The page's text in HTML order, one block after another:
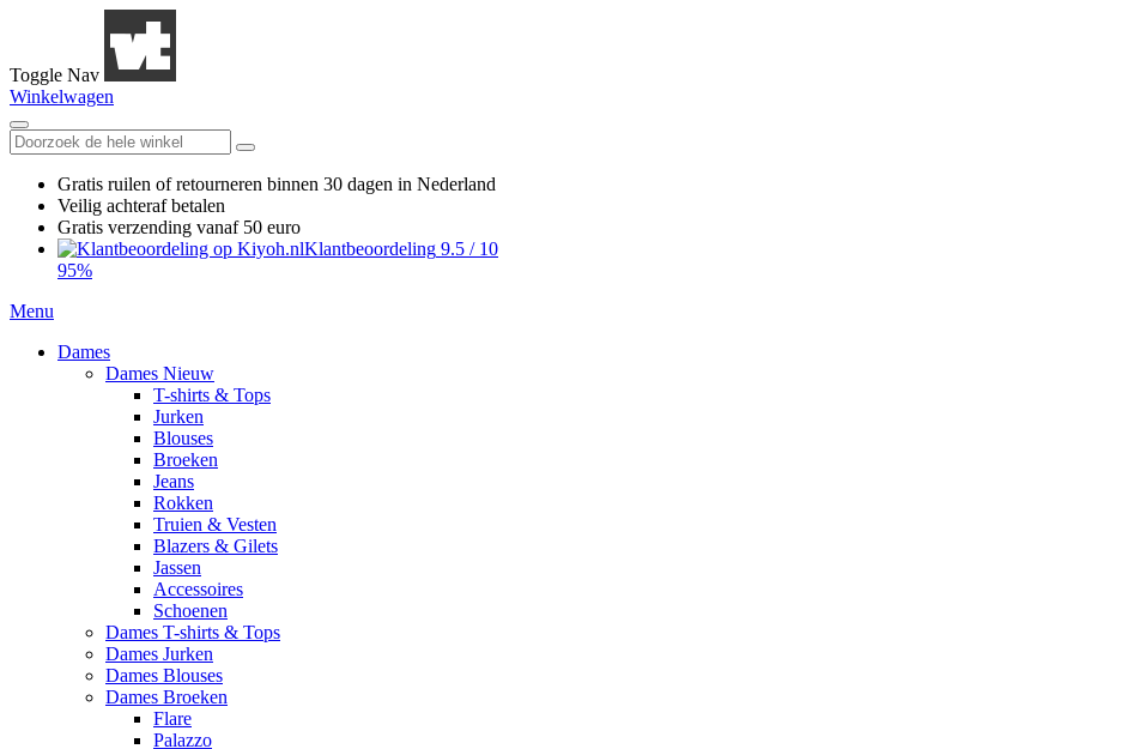
Toggle Nav
Winkelwagen
Gratis ruilen of retourneren binnen 30 dagen in Nederland
Veilig achteraf betalen
Gratis verzending vanaf 50 euro
Klantbeoordeling 9.5 / 10
95%
Menu
Dames
Dames Nieuw
T-shirts & Tops
Jurken
Blouses
Broeken
Jeans
Rokken
Truien & Vesten
Blazers & Gilets
Jassen
Accessoires
Schoenen
Dames T-shirts & Tops
Dames Jurken
Dames Blouses
Dames Broeken
Flare
Palazzo